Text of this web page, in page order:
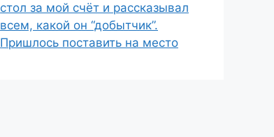
стол за мой счёт и рассказывал
всем, какой он “добытчик”.
Пришлось поставить на место